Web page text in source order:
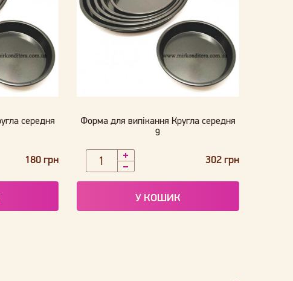
середня
180 грн
Форма для випікання Кругла середня
9
302 грн
У КОШИК